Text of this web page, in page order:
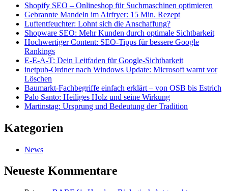
Shopify SEO – Onlineshop für Suchmaschinen optimieren
Gebrannte Mandeln im Airfryer: 15 Min. Rezept
Luftentfeuchter: Lohnt sich die Anschaffung?
Shopware SEO: Mehr Kunden durch optimale Sichtbarkeit
Hochwertiger Content: SEO-Tipps für bessere Google
Rankings
E-E-A-T: Dein Leitfaden für Google-Sichtbarkeit
inetpub-Ordner nach Windows Update: Microsoft warnt vor
Löschen
Baumarkt-Fachbegriffe einfach erklärt – von OSB bis Estrich
Palo Santo: Heiliges Holz und seine Wirkung
Martinstag: Ursprung und Bedeutung der Tradition
Kategorien
News
Neueste Kommentare